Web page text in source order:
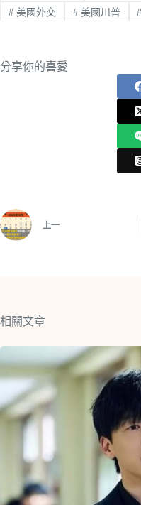
#美國外交 #美國川普 #
分享你的喜愛
上一
相關文章